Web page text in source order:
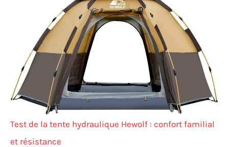
Test de la tente hydraulique Hewolf : confort familial
et résistance